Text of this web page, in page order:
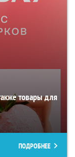
товары для
ПОДРОБНЕЕ